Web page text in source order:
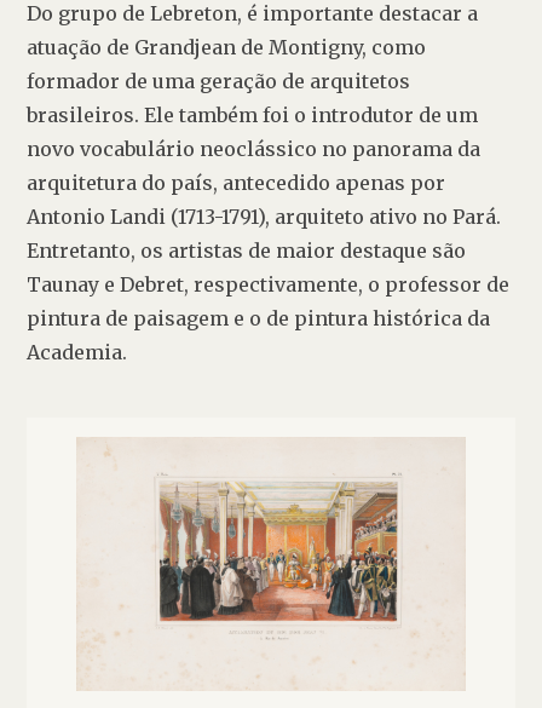
Do grupo de Lebreton, é importante destacar a
atuação de Grandjean de Montigny, como
formador de uma geração de arquitetos
brasileiros. Ele também foi o introdutor de um
novo vocabulário neoclássico no panorama da
arquitetura do país, antecedido apenas por
Antonio Landi (1713-1791), arquiteto ativo no Pará.
Entretanto, os artistas de maior destaque são
Taunay e Debret, respectivamente, o professor de
pintura de paisagem e o de pintura histórica da
Academia.